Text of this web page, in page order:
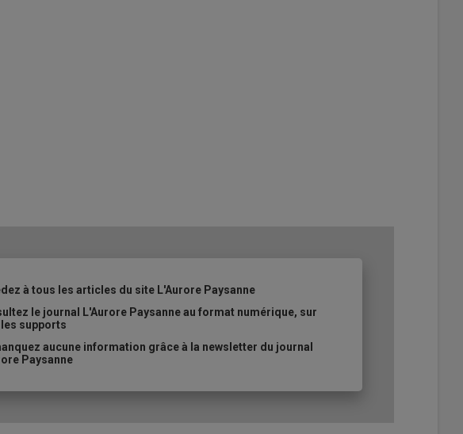
à tous les articles du site L'Aurore Paysanne
le journal L'Aurore Paysanne au format numérique, sur
supports
aucune information grâce à la newsletter du journal
Paysanne